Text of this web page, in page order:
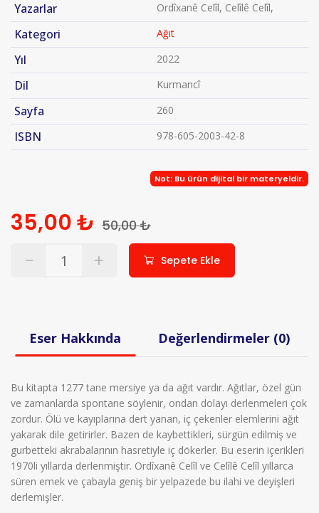
Yazarlar Ordîxanê Celîl, Celîlê Celîl,
Kategori Ağıt
Yıl 2022
Dil Kurmancî
Sayfa 260
ISBN 978-605-2003-42-8
Not: Bu ürün dijital bir materyeldir.
35,00 ₺ 50,00 ₺
Sepete Ekle
Eser Hakkında Değerlendirmeler (0)
Bu kitapta 1277 tane mersiye ya da ağıt vardır. Ağıtlar, özel gün
ve zamanlarda spontane söylenir, ondan dolayı derlenmeleri çok
zordur. Ölü ve kayıplarına dert yanan, iç çekenler elemlerini ağıt
yakarak dile getirirler. Bazen de kaybettikleri, sürgün edilmiş ve
gurbetteki akrabalarının hasretiyle iç dökerler. Bu eserin içerikleri
1970li yıllarda derlenmiştir. Ordîxanê Celîl ve Celîlê Celîl yıllarca
süren emek ve çabayla geniş bir yelpazede bu ilahi ve deyişleri
derlemişler.